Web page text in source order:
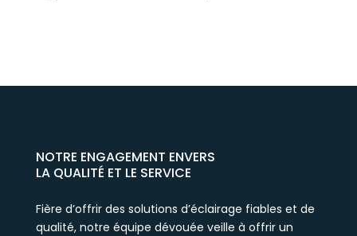
NOTRE ENGAGEMENT ENVERS
LA QUALITÉ ET LE SERVICE
Fière d’offrir des solutions d’éclairage fiables et de
qualité, notre équipe dévouée veille à offrir un